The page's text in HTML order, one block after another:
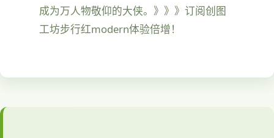
成为万人物敬仰的大侠。》》》订阅创图
工坊步行红modern体验倍增！